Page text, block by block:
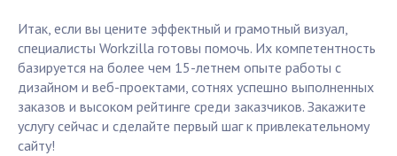
Итак, если вы цените эффектный и грамотный визуал,
специалисты Workzilla готовы помочь. Их компетентность
базируется на более чем 15-летнем опыте работы с
дизайном и веб-проектами, сотнях успешно выполненных
заказов и высоком рейтинге среди заказчиков. Закажите
услугу сейчас и сделайте первый шаг к привлекательному
сайту!